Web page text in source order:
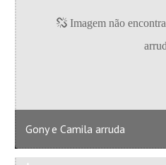
Gony e Camila arruda